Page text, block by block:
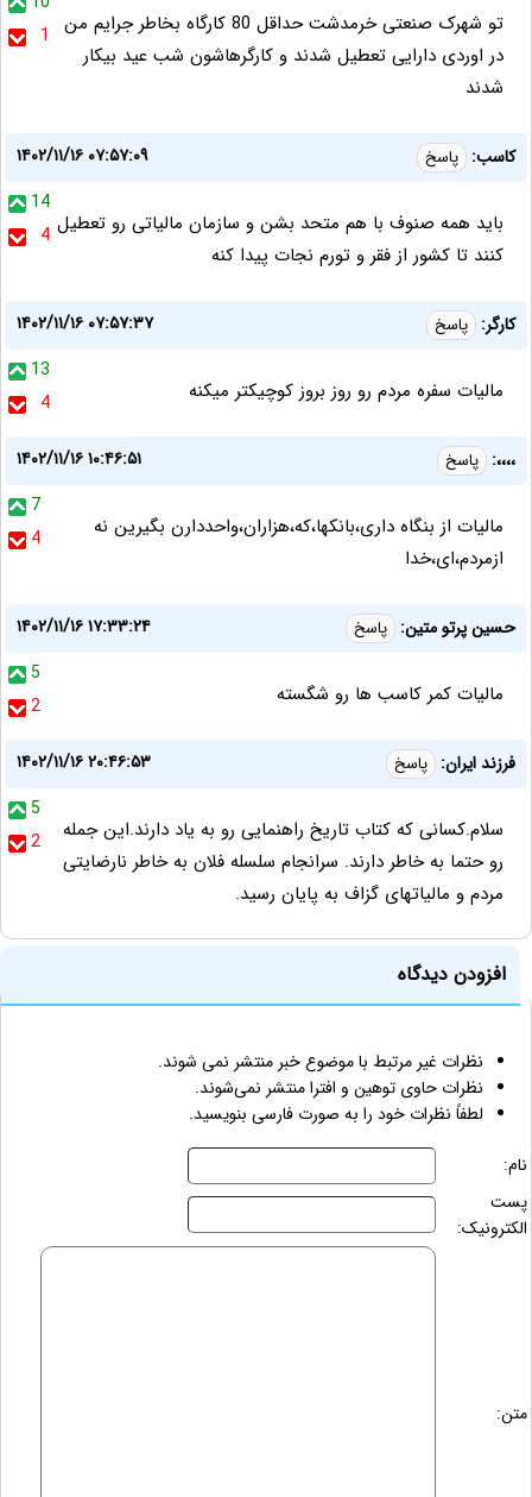
1
تو شهرک صنعتی خرمدشت حداقل 80 کارگاه بخاطر جرایم من
در اوردی دارایی تعطیل شدند و کارگرهاشون شب عید بیکار
شدند
کاسب: پاسخ
۱۴۰۲/۱۱/۱۶ ۰۷:۵۷:۰۹
14
4 باید همه صنوف با هم متحد بشن و سازمان مالیاتی رو تعطیل
کنند تا کشور از فقر و تورم نجات پیدا کنه
کارگر: پاسخ
۱۴۰۲/۱۱/۱۶ ۰۷:۵۷:۳۷
13
4
مالیات سفره مردم رو روز بروز کوچیکتر میکنه
،،،،: پاسخ
۱۴۰۲/۱۱/۱۶ ۱۰:۴۶:۵۱
7
4
مالیات از بنگاه داری،بانکها،که،هزاران،واحددارن بگیرین نه
ازمردم،ای،خدا
حسین پرتو متین: پاسخ
۱۴۰۲/۱۱/۱۶ ۱۷:۳۳:۲۴
5
2
مالیات کمر کاسب ها رو شگسته
فرزند ایران: پاسخ
۱۴۰۲/۱۱/۱۶ ۲۰:۴۶:۵۳
5
2
سلام.کسانی که کتاب تاریخ راهنمایی رو به یاد دارند.این جمله
رو حتما به خاطر دارند. سرانجام سلسله فلان به خاطر نارضایتی
مردم و مالیاتهای گزاف به پایان رسید.
افزودن دیدگاه
نظرات غیر مرتبط با موضوع خبر منتشر نمی شوند.
نظرات حاوی توهین و افترا منتشر نمی‌شوند.
لطفاً نظرات خود را به صورت فارسی بنویسید.
نام:
پست
الکترونیک:
متن: